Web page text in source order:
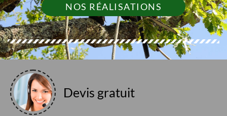
NOS RÉALISATIONS
Devis gratuit